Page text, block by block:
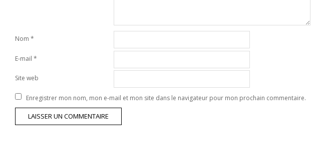
Nom *
E-mail *
Site web
Enregistrer mon nom, mon e-mail et mon site dans le navigateur pour mon prochain commentaire.